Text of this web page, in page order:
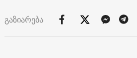
გაზიარება